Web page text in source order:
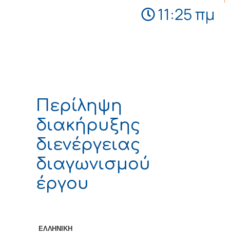
11:25 πμ
Περίληψη
διακήρυξης
διενέργειας
διαγωνισμού
έργου
ΕΛΛΗΝΙΚΗ